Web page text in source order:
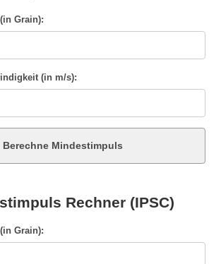
Grain):
(in m/s):
Berechne Mindestimpuls
Rechner (IPSC)
Grain):